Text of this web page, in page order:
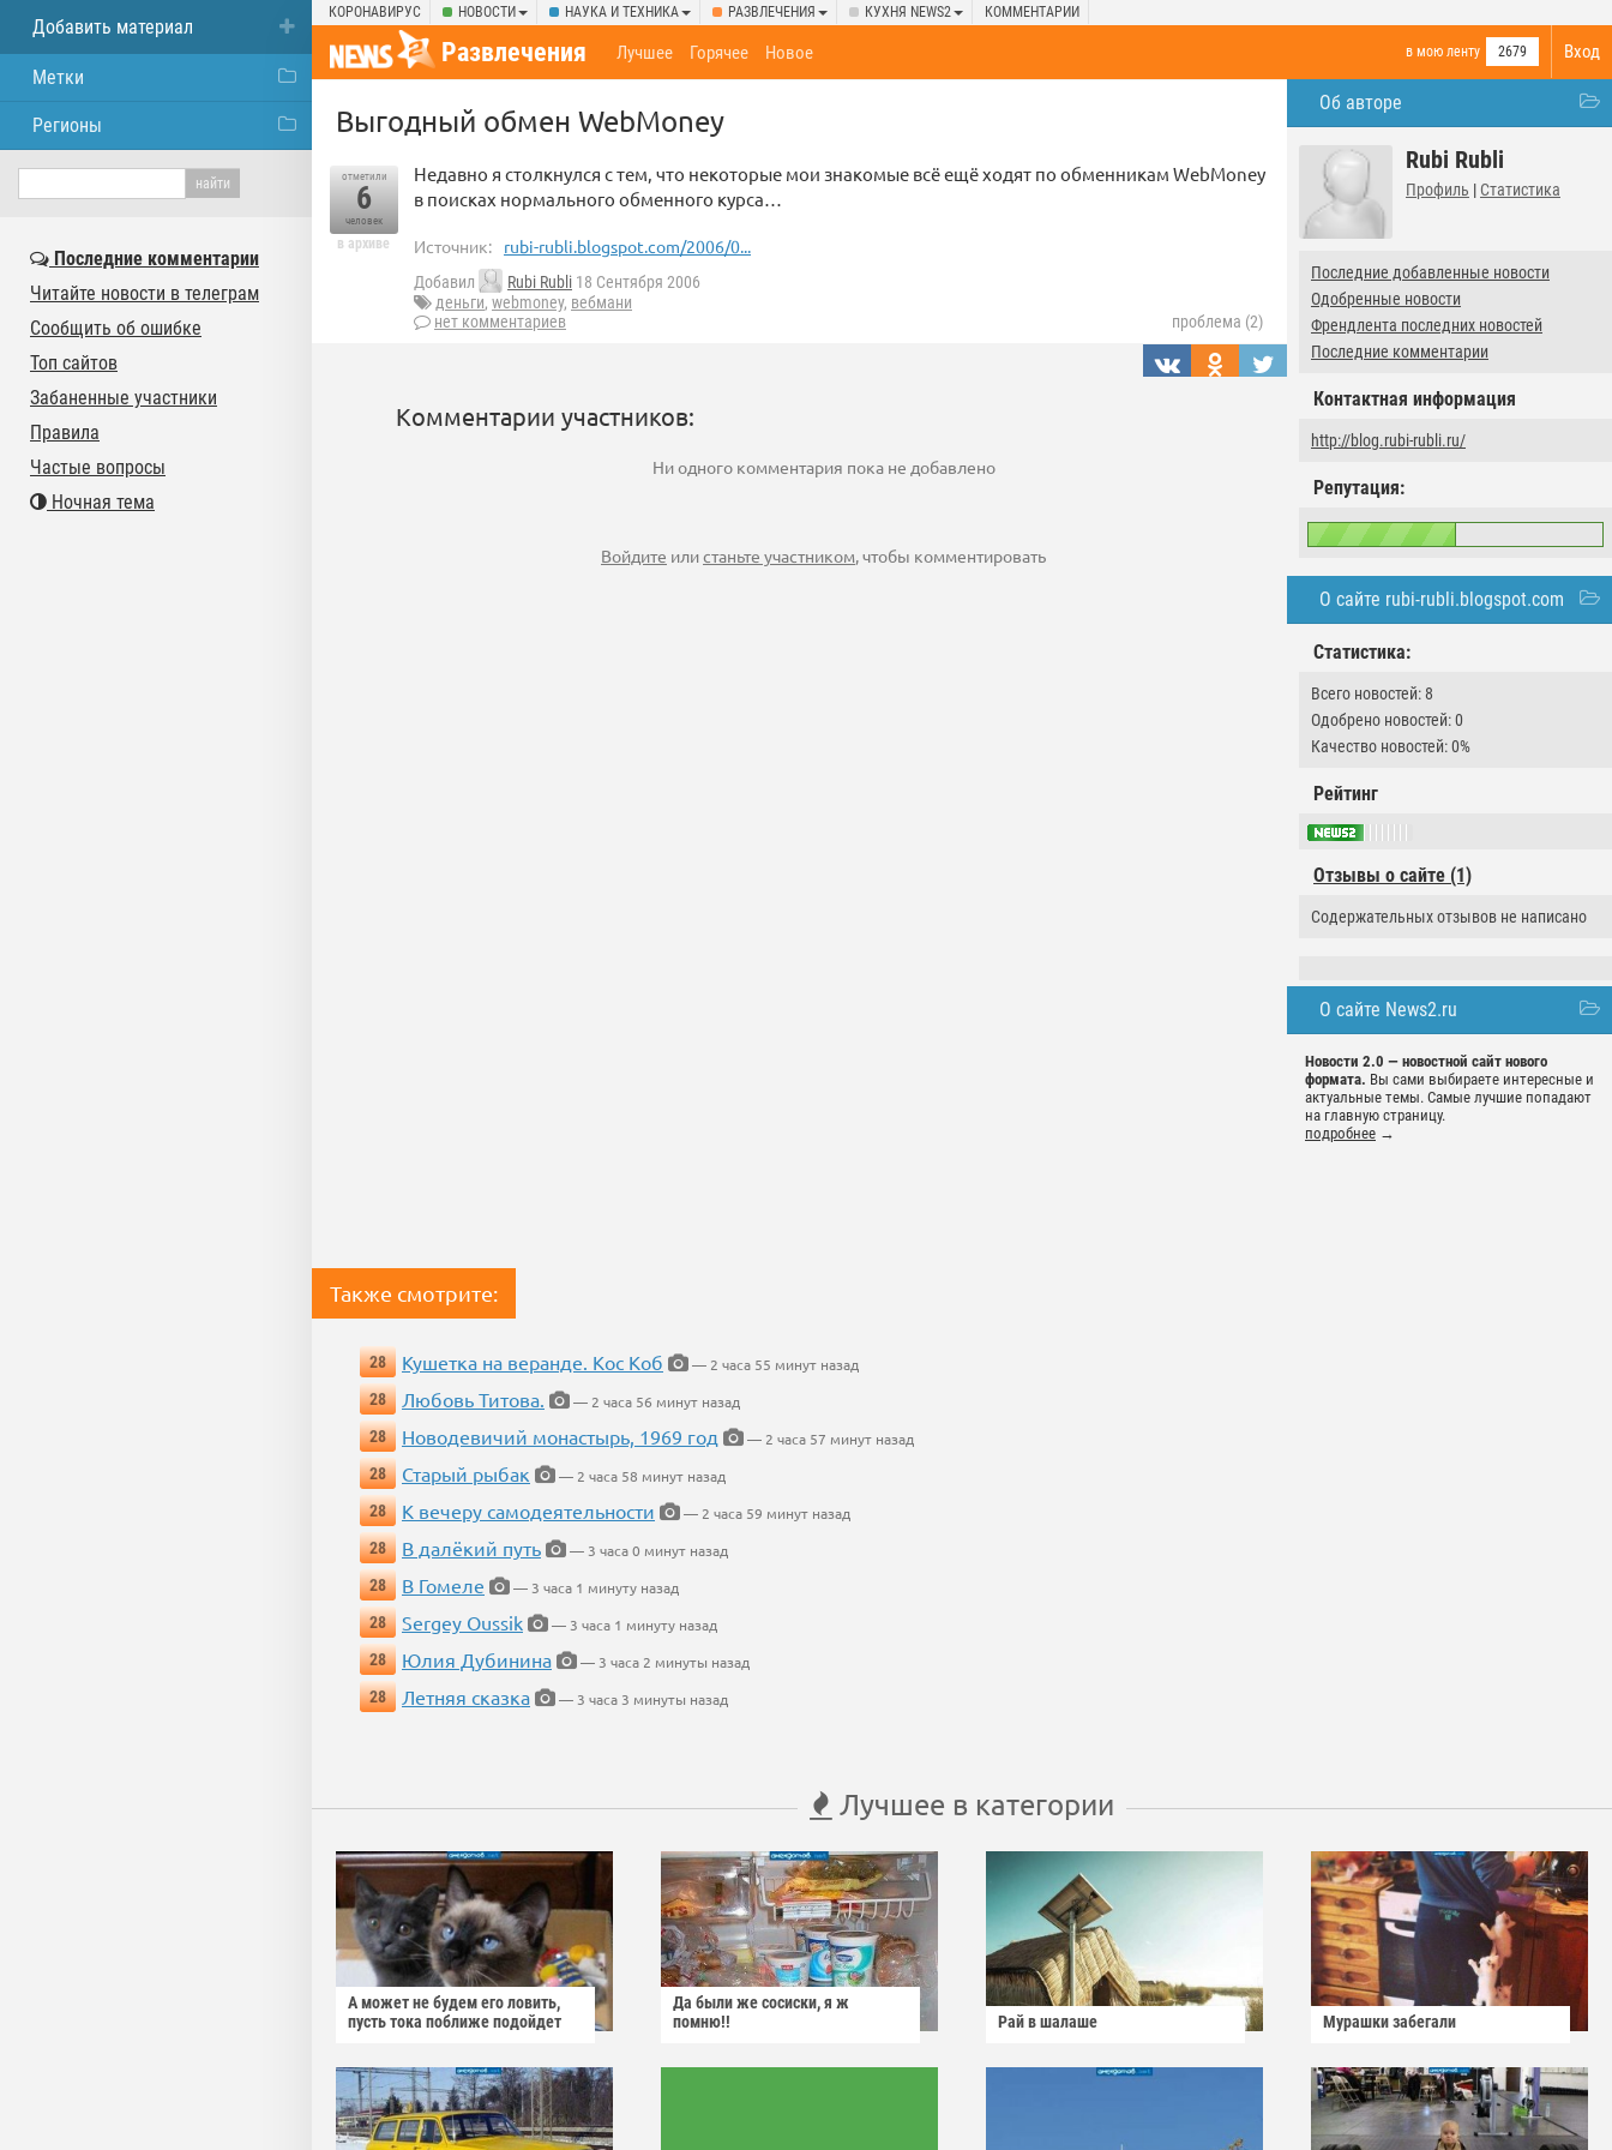
КОРОНАВИРУС НОВОСТИ НАУКА И ТЕХНИКА РАЗВЛЕЧЕНИЯ КУХНЯ NEWS2 КОММЕНТАРИИ
Вход
Развлечения в мою ленту 2679
Лучшее Горячее Новое
Об авторе
Rubi Rubli
Профиль | Статистика
Последние добавленные новости
Одобренные новости
Френдлента последних новостей
Последние комментарии
Контактная информация
http://blog.rubi-rubli.ru/
Репутация:
О сайте rubi-rubli.blogspot.com
Статистика:
Всего новостей: 8
Одобрено новостей: 0
Качество новостей: 0%
Рейтинг
Отзывы о сайте (1)
Содержательных отзывов не написано
О сайте News2.ru
Новости 2.0 — новостной сайт нового
формата. Вы сами выбираете интересные и
актуальные темы. Самые лучшие попадают
на главную страницу.
подробнее →
Выгодный обмен WebMoney
отметили
6
человек
в архиве
Недавно я столкнулся с тем, что некоторые мои знакомые всё ещё ходят по обменникам WebMoney
в поисках нормального обменного курса…
Источник: rubi-rubli.blogspot.com/2006/0...
Добавил Rubi Rubli 18 Сентября 2006
деньги, webmoney, вебмани
нет комментариев
проблема (2)
Комментарии участников:
Ни одного комментария пока не добавлено
Войдите илистаньте участником, чтобы комментировать
Также смотрите:
28 Кушетка на веранде. Кос Коб
— 2 часа 55 минут назад
28
Любовь Титова.
— 2 часа 56 минут назад
28
Новодевичий монастырь, 1969 год
— 2 часа 57 минут назад
28
Старый рыбак
— 2 часа 58 минут назад
28
К вечеру самодеятельности
— 2 часа 59 минут назад
28
В далёкий путь
— 3 часа 0 минут назад
28
В Гомеле
— 3 часа 1 минуту назад
28
Sergey Oussik
— 3 часа 1 минуту назад
28
Юлия Дубинина
— 3 часа 2 минуты назад
28
Летняя сказка — 3 часа 3 минуты назад
Лучшее в категории
А может не будем его ловить,
пусть тока поближе подойдет
Да были же сосиски, я ж
помню!!
Рай в шалаше Мурашки забегали
Добавить материал
Метки
Регионы
Последние комментарии
Читайте новости в телеграм
Сообщить об ошибке
Топ сайтов
Забаненные участники
Правила
Частые вопросы
Ночная тема